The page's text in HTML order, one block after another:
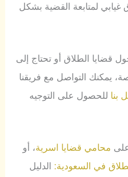
غيابي لمتابعة القضية بشكل
قضايا الطلاق أو تحتاج إلى
يمكنك التواصل مع فريقنا
بنا للحصول على التوجيه
محامي قضايا اسرية، أو
في السعودية: الدليل